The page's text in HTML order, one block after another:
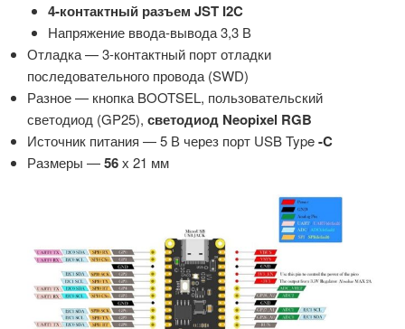
4-контактный разъем JST I2C
Напряжение ввода-вывода 3,3 В
Отладка — 3-контактный порт отладки
последовательного провода (SWD)
Разное — кнопка BOOTSEL, пользовательский
светодиод (GP25), светодиод Neopixel RGB
Источник питания — 5 В через порт USB Type-C
Размеры —56х 21 мм